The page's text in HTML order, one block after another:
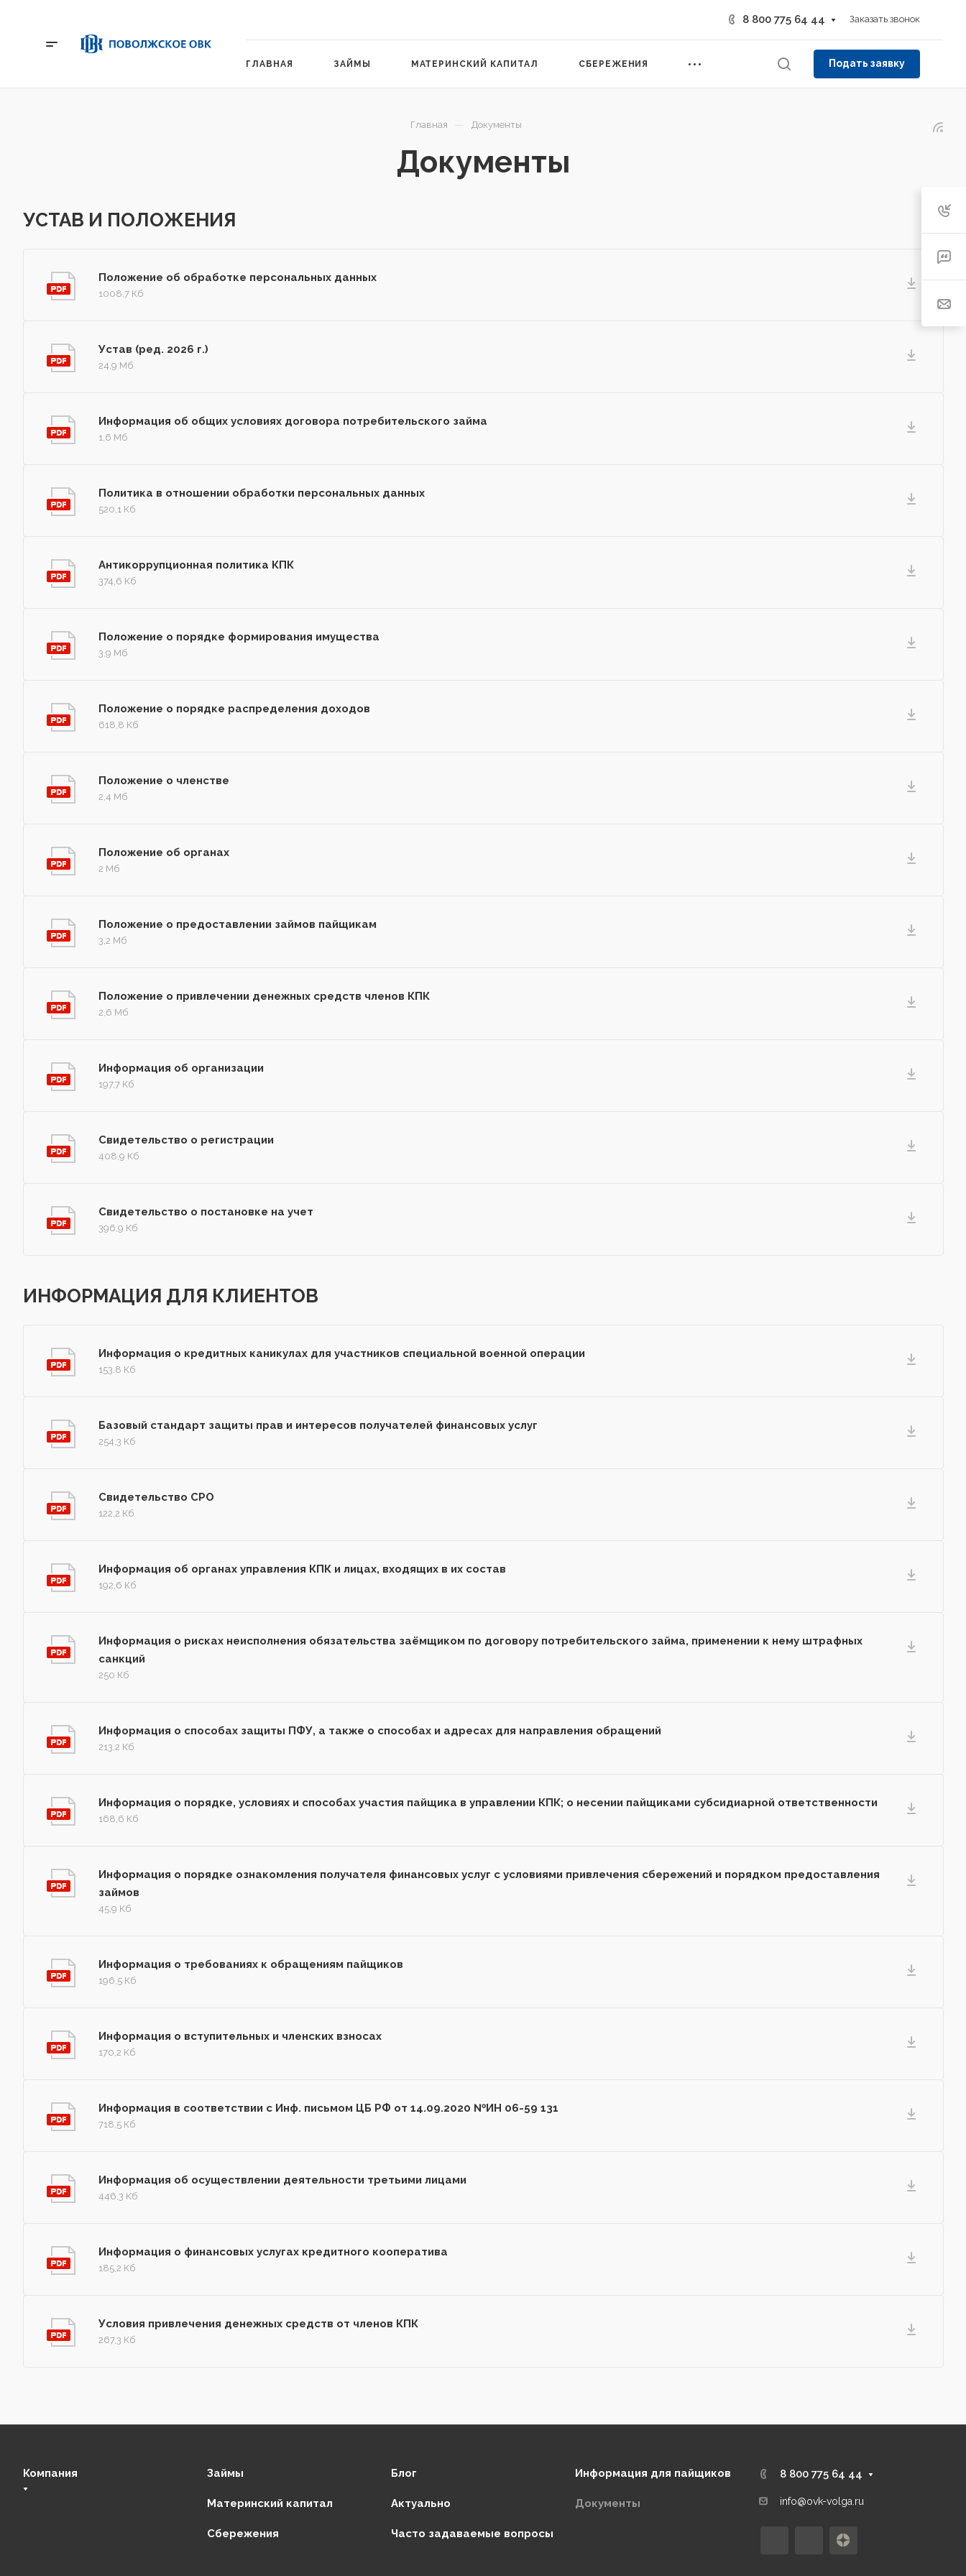
8 800 775 64 44 Заказать звонок
ГЛАВНАЯ ЗАЙМЫ МАТЕРИНСКИЙ КАПИТАЛ СБЕРЕЖЕНИЯ Подать заявку
Главная — Документы
Документы
УСТАВ И ПОЛОЖЕНИЯ
Положение об обработке персональных данных
1008,7 Кб
Устав (ред. 2026 г.)
24,9 Мб
Информация об общих условиях договора потребительского займа
1,6 Мб
Политика в отношении обработки персональных данных
520,1 Кб
Антикоррупционная политика КПК
374,6 Кб
Положение о порядке формирования имущества
3,9 Мб
Положение о порядке распределения доходов
618,8 Кб
Положение о членстве
2,4 Мб
Положение об органах
2 Мб
Положение о предоставлении займов пайщикам
3,2 Мб
Положение о привлечении денежных средств членов КПК
2,6 Мб
Информация об организации
197,7 Кб
Свидетельство о регистрации
408,9 Кб
Свидетельство о постановке на учет
396,9 Кб
ИНФОРМАЦИЯ ДЛЯ КЛИЕНТОВ
Информация о кредитных каникулах для участников специальной военной операции
153,8 Кб
Базовый стандарт защиты прав и интересов получателей финансовых услуг
254,3 Кб
Свидетельство СРО
122,2 Кб
Информация об органах управления КПК и лицах, входящих в их состав
192,6 Кб
Информация о рисках неисполнения обязательства заёмщиком по договору потребительского займа, применении к нему штрафных
санкций
250 Кб
Информация о способах защиты ПФУ, а также о способах и адресах для направления обращений
213,2 Кб
Информация о порядке, условиях и способах участия пайщика в управлении КПК; о несении пайщиками субсидиарной ответственности
168,6 Кб
Информация о порядке ознакомления получателя финансовых услуг с условиями привлечения сбережений и порядком предоставления
займов
45,9 Кб
Информация о требованиях к обращениям пайщиков
196,5 Кб
Информация о вступительных и членских взносах
170,2 Кб
Информация в соответствии с Инф. письмом ЦБ РФ от 14.09.2020 №ИН 06-59 131
718,5 Кб
Информация об осуществлении деятельности третьими лицами
446,3 Кб
Информация о финансовых услугах кредитного кооператива
185,2 Кб
Условия привлечения денежных средств от членов КПК
267,3 Кб
Компания Займы
Материнский капитал
Сбережения
Блог
Актуально
Часто задаваемые вопросы
Информация для пайщиков
Документы
8 800 775 64 44
info@ovk-volga.ru